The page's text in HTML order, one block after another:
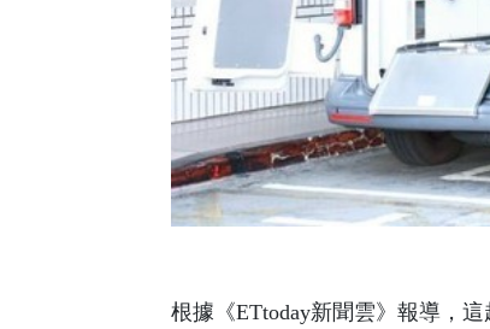
根據《ETtoday新聞雲》報導，